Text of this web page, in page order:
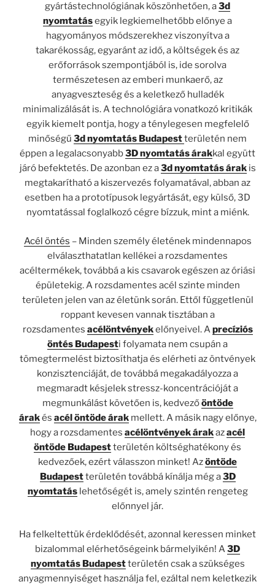
gyártástechnológiának köszönhetően, a3d
nyomtatásegyik legkiemelhetőbb előnye a
hagyományos módszerekhez viszonyítva a
takarékosság, egyaránt az idő, a költségek és az
erőforrások szempontjából is, ide sorolva
természetesen az emberi munkaerő, az
anyagveszteség és a keletkező hulladék
minimalizálását is. A technológiára vonatkozó kritikák
egyik kiemelt pontja, hogy a ténylegesen megfelelő
minőségű 3d nyomtatás Budapestterületén nem
éppen a legalacsonyabb3D nyomtatás árakkal együtt
járó befektetés. De azonban ez a3d nyomtatás árakis
megtakarítható a kiszervezés folyamatával, abban az
esetben ha a prototípusok legyártását, egy külső, 3D
nyomtatással foglalkozó cégre bízzuk, mint a miénk.
Acél öntés – Minden személy életének mindennapos
elválaszthatatlan kellékei a rozsdamentes
acéltermékek, továbbá a kis csavarok egészen az óriási
épületekig. A rozsdamentes acél szinte minden
területen jelen van az életünk során. Ettől függetlenül
roppant kevesen vannak tisztában a
rozsdamentes acélöntvényekelőnyeivel. Aprecíziós
öntés Budapesti folyamata nem csupán a
tömegtermelést biztosíthatja és elérheti az öntvények
konzisztenciáját, de továbbá megakadályozza a
megmaradt késjelek stressz-koncentrációját a
megmunkálást követően is, kedvezőöntöde
árakés acél öntöde árakmellett. A másik nagy előnye,
hogy a rozsdamentes acélöntvények árakazacél
öntöde Budapestterületén költséghatékony és
kedvezőek, ezért válasszon minket! Azöntöde
Budapestterületén továbbá kínálja még a3D
nyomtatáslehetőségét is, amely szintén rengeteg
előnnyel jár.
Ha felkeltettük érdeklődését, azonnal keressen minket
bizalommal elérhetőségeink bármelyikén! A3D
nyomtatás Budapestterületén csak a szükséges
anyagmennyiséget használja fel, ezáltal nem keletkezik